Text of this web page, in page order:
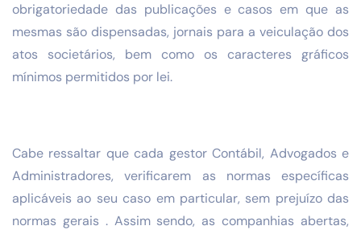
obrigatoriedade das publicações e casos em que as
mesmas são dispensadas, jornais para a veiculação dos
atos societários, bem como os caracteres gráficos
mínimos permitidos por lei.
Cabe ressaltar que cada gestor Contábil, Advogados e
Administradores, verificarem as normas específicas
aplicáveis ao seu caso em particular, sem prejuízo das
normas gerais . Assim sendo, as companhias abertas,